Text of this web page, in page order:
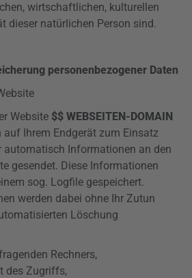
wirtschaftlichen, kulturellen
dieser natürlichen Person sind.
personenbezogener Daten
Website $$ WEBSEITEN-DOMAIN
auf Ihrem Endgerät zum Einsatz
automatisch Informationen an den
gesendet. Diese Informationen
sog. Logfile gespeichert.
werden dabei ohne Ihr Zutun
Löschung
Rechners,
des Zugriffs,